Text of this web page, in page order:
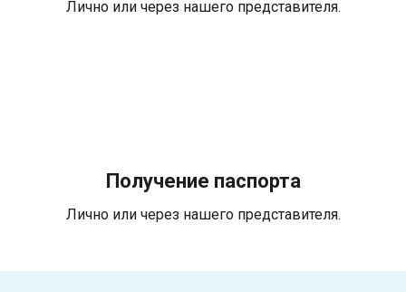
Лично или через нашего представителя.
Получение паспорта
Лично или через нашего представителя.